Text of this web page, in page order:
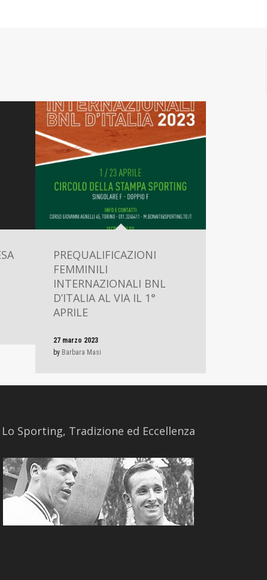
PREQUALIFICAZIONI
FEMMINILI
INTERNAZIONALI BNL
D’ITALIA AL VIA IL 1°
APRILE
27 marzo 2023
by Barbara Masi
​Lo Sporting, Tradizione ed Eccellenza